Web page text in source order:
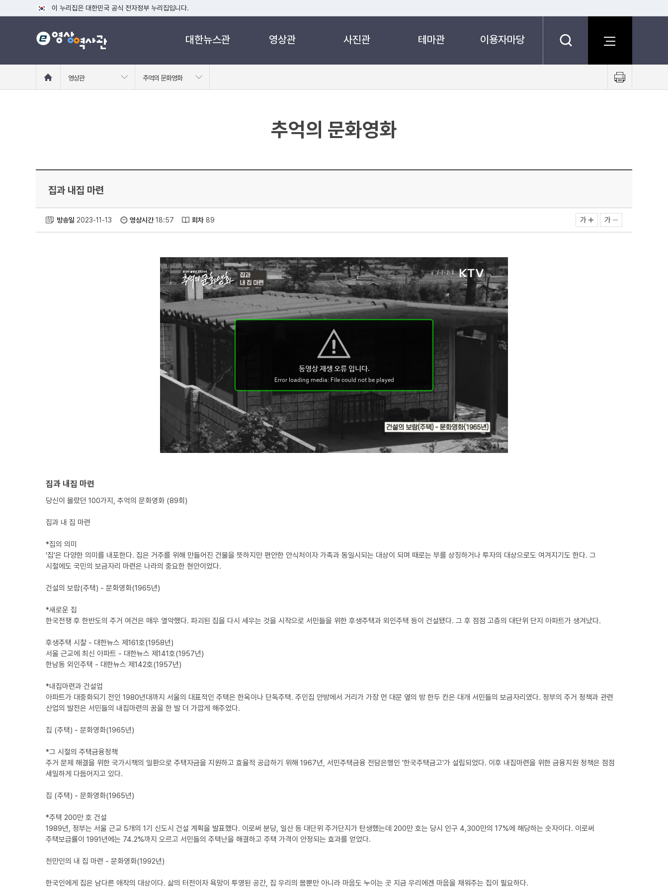
이 누리집은 대한민국 공식 전자정부 누리집입니다.
공식 누리집 주소 확인하기
go.kr 주소를 사용하는 누리집은 대한민국 정부기관이 관리하는 누리집입니다.
대한뉴스관 영상관 사진관 테마관 이용자마당
로
영상관 추억의 문화영화
트
추억의 문화영화
집과 내집 마련
방송일 2023-11-13 영상시간18:57 회차 89 가 가
집과 내집 마련
당신이 몰랐던 100가지, 추억의 문화영화 (89회)
집과 내 집 마련
*집의 의미
'집'은 다양한 의미를 내포한다. 집은 거주를 위해 만들어진 건물을 뜻하지만 편안한 안식처이자 가족과 동일시되는 대상이 되며 때로는 부를 상징하거나 투자의 대상으로도 여겨지기도 한다. 그
시절에도 국민의 보금자리 마련은 나라의 중요한 현안이었다.
건설의 보람(주택) - 문화영화(1965년)
*새로운 집
한국전쟁 후 한반도의 주거 여건은 매우 열악했다. 파괴된 집을 다시 세우는 것을 시작으로 서민들을 위한 후생주택과 외인주택 등이 건설됐다. 그 후 점점 고층의 대단위 단지 아파트가 생겨났다.
후생주택 시찰 - 대한뉴스 제161호(1958년)
서울 근교에 최신 아파트 - 대한뉴스 제141호(1957년)
한남동 외인주택 - 대한뉴스 제142호(1957년)
*내집마련과 건설업
아파트가 대중화되기 전인 1980년대까지 서울의 대표적인 주택은 한옥이나 단독주택. 주인집 안방에서 거리가 가장 먼 대문 옆의 방 한두 칸은 대개 서민들의 보금자리였다. 정부의 주거 정책과 관련
산업의 발전은 서민들의 내집마련의 꿈을 한 발 더 가깝게 해주었다.
집 (주택) - 문화영화(1965년)
*그 시절의 주택금융정책
주거 문제 해결을 위한 국가시책의 일환으로 주택자금을 지원하고 효율적 공급하기 위해 1967년, 서민주택금융 전담은행인 '한국주택금고'가 설립되었다. 이후 내집마련을 위한 금융지원 정책은 점점
세밀하게 다듬어지고 있다.
집 (주택) - 문화영화(1965년)
*주택 200만 호 건설
1989년, 정부는 서울 근교 5개의 1기 신도시 건설 계획을 발표했다. 이로써 분당, 일산 등 대단위 주거단지가 탄생했는데 200만 호는 당시 인구 4,300만의 17%에 해당하는 숫자이다. 이로써
주택보급률이 1991년에는 74.2%까지 오르고 서민들의 주택난을 해결하고 주택 가격이 안정되는 효과를 얻었다.
천만인의 내 집 마련 - 문화영화(1992년)
한국인에게 집은 남다른 애착의 대상이다. 삶의 터전이자 욕망이 투영된 공간, 집 우리의 몸뿐만 아니라 마음도 누이는 곳 지금 우리에겐 마음을 채워주는 집이 필요하다.